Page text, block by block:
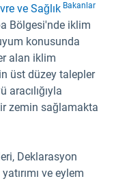
ve Sağlık Bakanlar
Bölgesi'nde iklim
konusunda
alan iklim
üst düzey talepler
zemin sağlamakta
Deklarasyon
ve eylem